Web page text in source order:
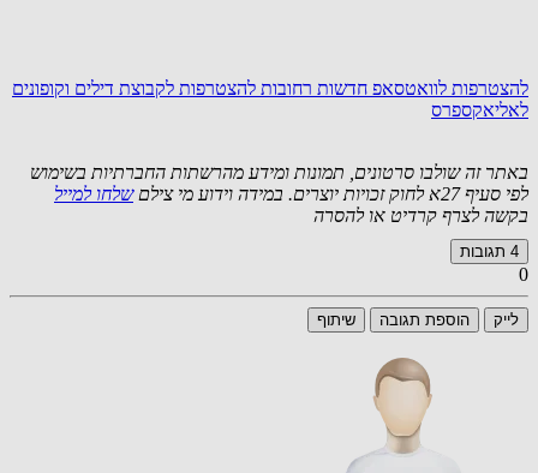
להצטרפות לוואטסאפ חדשות רחובות להצטרפות לקבוצת דילים וקופונים
לאליאקספרס
באתר זה שולבו סרטונים, תמונות ומידע מהרשתות החברתיות בשימוש
לפי סעיף 27א לחוק זכויות יוצרים. במידה וידוע מי צילם
שלחו למייל
בקשה לצרף קרדיט או להסרה
4 תגובות
0
לייק הוספת תגובה שיתוף